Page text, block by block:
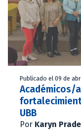
Publicado el 09 de
Académicos/
UBB
Por Karyn